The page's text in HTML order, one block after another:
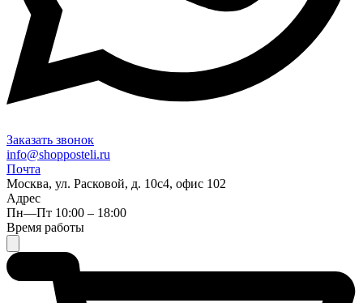
Заказать звонок
info@shopposteli.ru
Почта
Москва, ул. Расковой, д. 10с4, офис 102
Адрес
Пн—Пт 10:00 – 18:00
Время работы